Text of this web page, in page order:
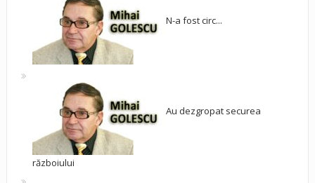
N-a fost circ...
Au dezgropat securea
războiului